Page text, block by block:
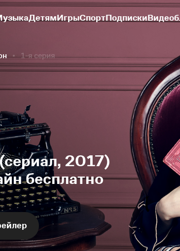
ДетямИгрыСпортПодписки
1-я серия
2017)
бесплатно